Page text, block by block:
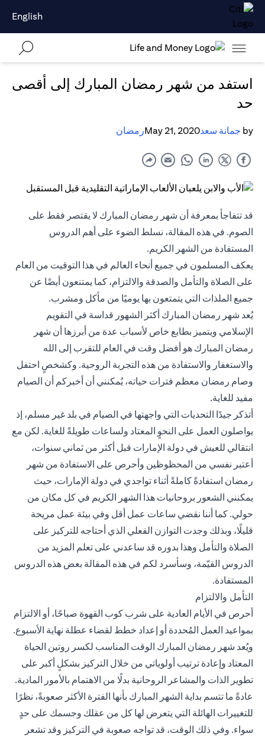
English
استفد من شهر رمضان المبارك إلى أقصى
حد
by جمانة سعدMay 21, 2020رمضان
قد تتفاجأ بمعرفة أن شهر رمضان المبارك لا يقتصر فقط على
الصوم. في هذه المقالة، نسلط الضوء على أهم الدروس
المستفادة من الشهر الكريم.
يعكف المسلمون في جميع أنحاء العالم في هذا التوقيت من العام
على الصلاة والتأمل والصدقة والالتزام، كما يمتنعون أيضًا عن
جميع الملذات التي يتمتعون بها يوميًا من مأكل ومشرب.
يُعد شهر رمضان المبارك أكثر الشهور قداسة في التقويم
الإسلامي ويتميز بطابع خاص لأسباب عدة من أبرزها أن شهر
رمضان المبارك هو أفضل وقت في العام للتقرب إلى الله
والاستغفار والاستفادة من هذه التجربة الروحية. وكشخصٍ احتفل
وصام رمضان معظم فترات حياته، يُمكنني أن أخبركم أن الصيام
مفيد للغاية.
أتذكر جيدًا التحديات التي واجهتها في الصيام في بلد غير مسلم، إذ
يواصلون العمل على النحوٍ المعتاد ولساعات طويلةً للغاية. لكن مع
انتقالي للعيش في دولة الإمارات قبل أكثر من ثماني سنوات،
أعتبر نفسي من المحظوظين وأحرص على الاستفادة من شهر
رمضان استفادةً كاملةً أثناء تواجدي في دولة الإمارات، حيث
يمكنني الشعور بروحانيات هذا الشهر الكريم في كل مكان من
حولي. كما أننا نقضي ساعات عمل أقل وفي بيئة عمل مريحة
قليلًا، وبذلك وجدت التوازن الفعلي الذي أحتاجه للتركيز على
الصلاة والتأمل وهذا بدوره قد ساعدني على تعلم المزيد من
الدروس القيّمة، وسأسرد لكم في هذه المقالة بعض هذه الدروس
المستفادة.
التأمل والالتزام
أحرص في الأيام العادية على شرب كوب القهوة صباحًا، أو الالتزام
بمواعيد العمل المُحددة أو إعداد خطط لقضاء عطلة نهاية الأسبوع.
ويُعد شهر رمضان المبارك الوقت المناسب لكسر روتين الحياة
المعتاد وإعادة ترتيب أولوياتي من خلال التركيز بشكلٍ أكبر على
تطوير الذات والمشاعر الروحانية بدلًا من الاهتمام بالأمور المادية.
عادةً ما تتسم بداية الشهر المبارك بأنها الفترة الأكثر صعوبةً، نظرًا
للتغييرات الهائلة التي يتعرض لها كل من عقلك وجسمك على حدٍ
سواء. وفي ذلك الوقت، قد تواجه صعوبة في التركيز وقد تشعر